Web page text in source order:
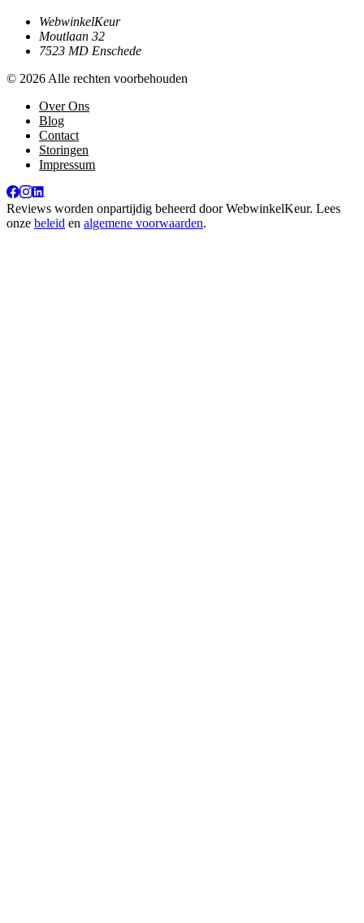
WebwinkelKeur
Moutlaan 32
7523 MD Enschede
© 2026 Alle rechten voorbehouden
Over Ons
Blog
Contact
Storingen
Impressum
Reviews worden onpartijdig beheerd doorWebwinkelKeur. Lees
onze beleid en algemene voorwaarden.